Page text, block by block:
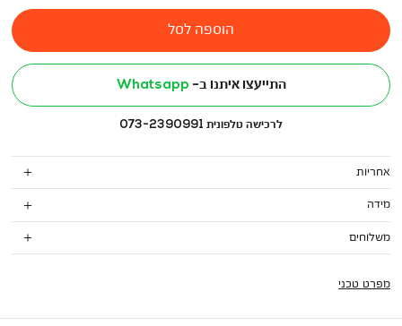
הוספה לסל
התייעצו איתנו ב- Whatsapp
לרכישה טלפונית 073-2390991
אחריות
מידה
משלוחים
מפרט טכני